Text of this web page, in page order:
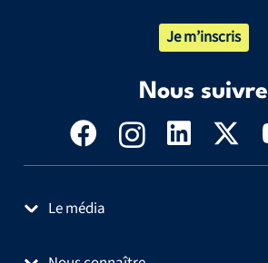
Je m’inscris
Nous suivre
Le média